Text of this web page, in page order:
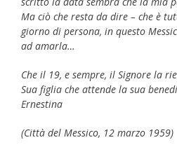
Ma ciò che resta da dire – che è
giorno di persona, in questo
ad amarla…
Che il 19, e sempre, il Signore la
Sua figlia che attende la sua
Ernestina
(Città del Messico, 12 marzo 1959)